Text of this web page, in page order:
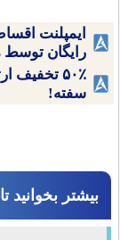
ایمپلنت
رایگان
۵۰٪
سفته!
بیشتر بخوانید